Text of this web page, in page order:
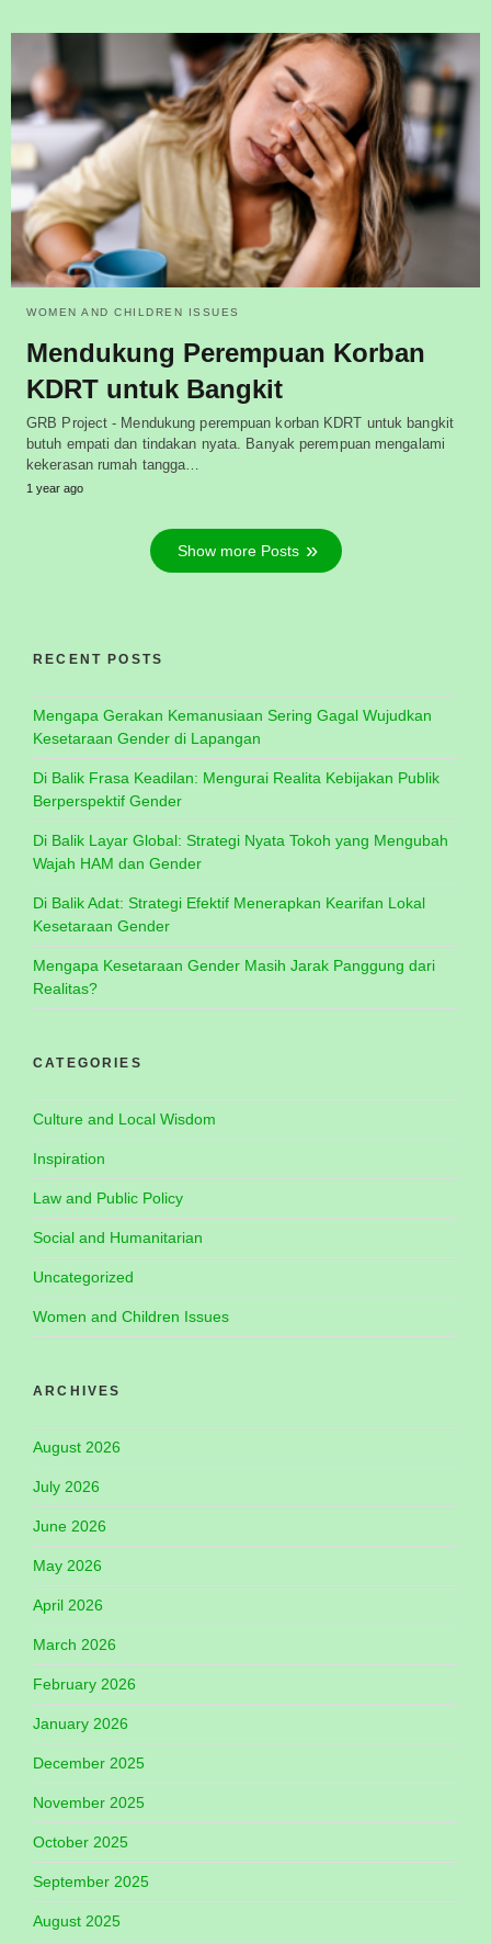
WOMEN AND CHILDREN ISSUES
Mendukung Perempuan Korban
KDRT untuk Bangkit
GRB Project - Mendukung perempuan korban KDRT untuk bangkit
butuh empati dan tindakan nyata. Banyak perempuan mengalami
kekerasan rumah tangga…
1 year ago
Show more Posts
RECENT POSTS
Mengapa Gerakan Kemanusiaan Sering Gagal Wujudkan
Kesetaraan Gender di Lapangan
Di Balik Frasa Keadilan: Mengurai Realita Kebijakan Publik
Berperspektif Gender
Di Balik Layar Global: Strategi Nyata Tokoh yang Mengubah
Wajah HAM dan Gender
Di Balik Adat: Strategi Efektif Menerapkan Kearifan Lokal
Kesetaraan Gender
Mengapa Kesetaraan Gender Masih Jarak Panggung dari
Realitas?
CATEGORIES
Culture and Local Wisdom
Inspiration
Law and Public Policy
Social and Humanitarian
Uncategorized
Women and Children Issues
ARCHIVES
August 2026
July 2026
June 2026
May 2026
April 2026
March 2026
February 2026
January 2026
December 2025
November 2025
October 2025
September 2025
August 2025